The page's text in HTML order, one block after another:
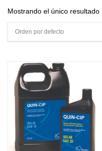
Mostrando el único resultado